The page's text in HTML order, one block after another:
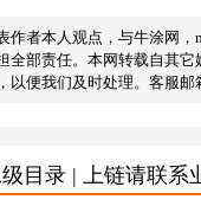
作者本人观点，与牛涂网
全部责任。本网转载自其
以便我们及时处理。客服邮
目录 | 上链请联系